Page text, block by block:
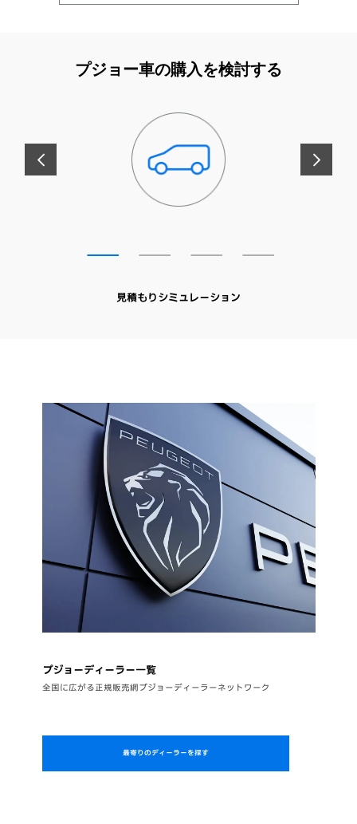
プジョー車の購入を検討する
前へ 次へ
見積もりシミュレーション
プジョーディーラー一覧
全国に広がる正規販売網プジョーディーラーネットワーク
最寄りのディーラーを探す